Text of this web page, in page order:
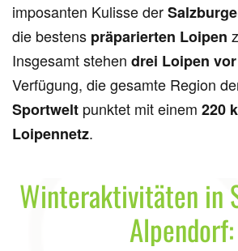
imposanten Kulisse der
die bestens präparierten Loipen
Insgesamt stehen drei Loipen
Verfügung, die gesamte Region
Sportwelt punktet mit einem 220
Loipennetz.
Winteraktivitäten in
Alpendorf: